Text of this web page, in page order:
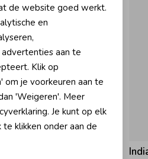
-50% korting
cookies
de website goed werkt.
en
aan te
Klik op
om je voorkeuren aan te
'Weigeren'. Meer
Je kunt op elk
klikken onder aan de